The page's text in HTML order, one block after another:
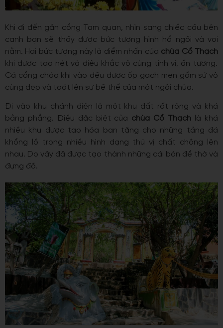
Khi đi đến gần cổng Tam quan, nhìn sang chiếc cầu bên
cạnh bạn sẽ thấy được bức tượng hình hổ ngồi và voi
nằm. Hai bức tượng này là điểm nhấn của chùa Cổ Thạch
khi được tạo nét và điêu khắc vô cùng tinh vi, ấn tượng.
Cả cổng chào khi vào đều được ốp gạch men gốm sứ vô
cùng đẹp và toát lên sự bề thế của một ngôi chùa.
Đi vào khu chánh điện là một khu đất rất rộng và khá
bằng phẳng. Điều đặc biệt của chùa Cổ Thạch là khá
nhiều khu được tạo hóa ban tặng cho những tảng đá
khổng lồ trong nhiều hình dạng thú vị chất chồng lên
nhau. Do vậy đã được tạo thành những cái bàn để thờ và
đựng đồ.